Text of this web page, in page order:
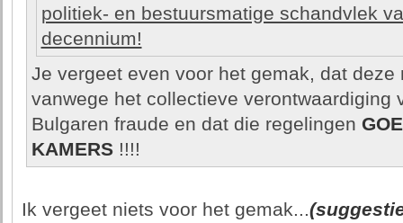
politiek- en bestuursmatige schandvlek
decennium!
Je vergeet even voor het gemak, dat
vanwege het collectieve verontwaardiging
Bulgaren fraude en dat die regelingen
KAMERS !!!!
Ik vergeet niets voor het gemak...